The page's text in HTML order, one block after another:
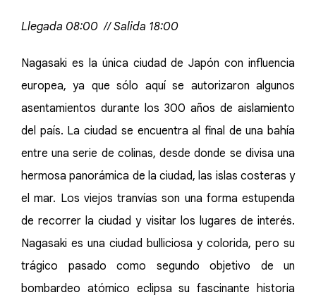
Llegada 08:00 // Salida 18:00
Nagasaki es la única ciudad de Japón con influencia
europea, ya que sólo aquí se autorizaron algunos
asentamientos durante los 300 años de aislamiento
del país. La ciudad se encuentra al final de una bahía
entre una serie de colinas, desde donde se divisa una
hermosa panorámica de la ciudad, las islas costeras y
el mar. Los viejos tranvías son una forma estupenda
de recorrer la ciudad y visitar los lugares de interés.
Nagasaki es una ciudad bulliciosa y colorida, pero su
trágico pasado como segundo objetivo de un
bombardeo atómico eclipsa su fascinante historia